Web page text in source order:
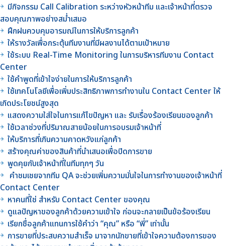
มีกิจกรรม Call Calibration ระหว่างหัวหน้าทีม และเจ้าหน้าที่ตรวจ
สอบคุณภาพอย่างสม่ำเสมอ
ฝึกฝนควบคุมอารมณ์ในการให้บริการลูกค้า
ให้รางวัลเพื่อกระตุ้นทีมงานที่มีผลงานได้ตามเป้าหมาย
ใช้ระบบ Real-Time Monitoring ในการบริหารทีมงาน Contact
Center
ใช้คำพูดที่เข้าใจง่ายในการให้บริการลูกค้า
ใช้เทคโนโลยีเพื่อเพิ่มประสิทธิภาพการทำงานใน Contact Center ให้
เกิดประโยชน์สูงสุด
แสดงความใส่ใจในการแก้ไขปัญหา และ รับเรื่องร้องเรียนของลูกค้า
ใช้เวลาช่วงที่ปริมาณสายน้อยในการอบรมเจ้าหน้าที่
ให้บริการที่เกินความคาดหวังแก่ลูกค้า
สร้างคุณค่าของสินค้าที่นำเสนอเพื่อปิดการขาย
พูดคุยกับเจ้าหน้าที่ในทีมทุกๆ วัน
คำชมเชยจากทีม QA จะช่วยเพิ่มความมั่นใจในการทำงานของเจ้าหน้าที่
Contact Center
หาคนที่ใช่ สำหรับ Contact Center ของคุณ
ดูแลปัญหาของลูกค้าด้วยความเข้าใจ ก่อนจะกลายเป็นข้อร้องเรียน
เรียกชื่อลูกค้าแทนการใช้คำว่า “คุณ” หรือ “พี่” เท่านั้น
การขายที่ประสบความสำเร็จ มาจากนักขายที่เข้าใจความต้องการของ